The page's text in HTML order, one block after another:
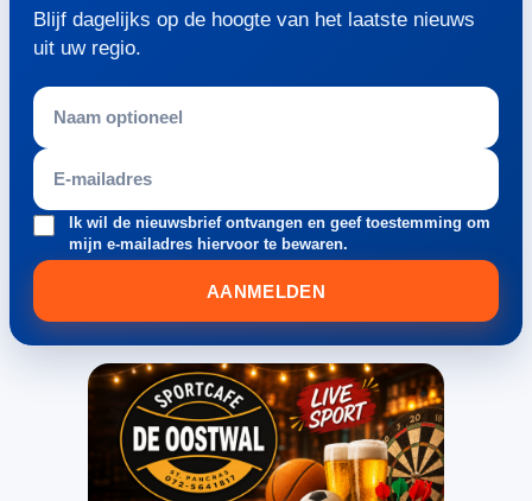
Blijf dagelijks op de hoogte van het laatste nieuws
uit uw regio.
Ik wil de nieuwsbrief ontvangen en geef toestemming om
mijn e-mailadres hiervoor te bewaren.
AANMELDEN